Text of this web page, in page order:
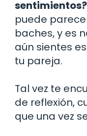
sentimientos?
puede
baches, y es
aún sientes
tu pareja.
Tal vez te
de reflexión,
que una vez